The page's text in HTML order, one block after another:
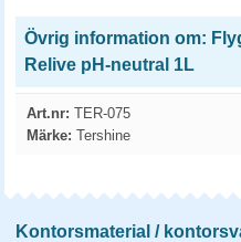
Övrig information om:
Relive pH-neutral 1L
Art.nr: TER-075
Märke: Tershine
Kontorsmaterial /